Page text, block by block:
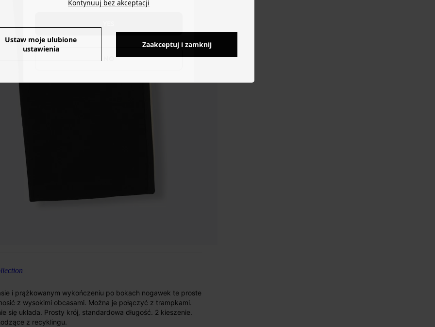
i prążkowanym wykończeniu po bokach nogawek te proste
z wysokimi obcasami. Można je połączyć z trampkami.
się układa. Prosty krój, standardowa długość. 2 kieszenie.
z recyklingu.
Kontynuuj bez akceptacji
Ustaw moje ulubione
ustawienia
Zaakceptuj i zamknij